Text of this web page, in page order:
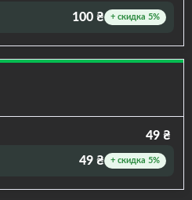
100 ₴ + скидка 5%
49 ₴
49 ₴ + скидка 5%